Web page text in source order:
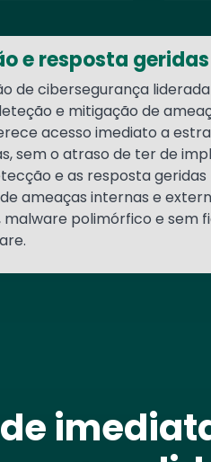
e resposta geridas
de cibersegurança
e mitigação de
acesso imediato a
sem o atraso de ter de
e as resposta
ameaças internas e
polimórfico e sem